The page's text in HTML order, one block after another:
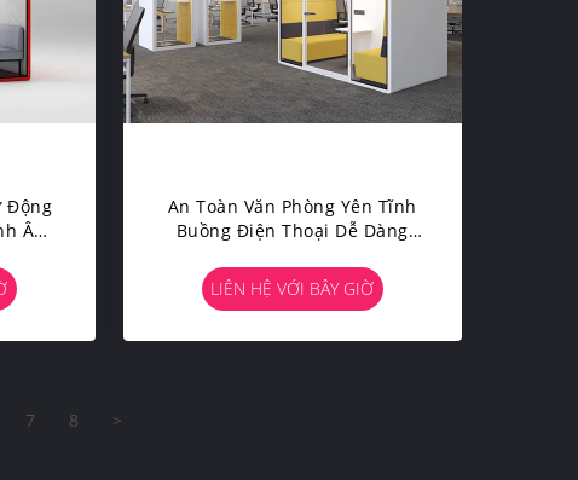
Động
Âm
An Toàn Văn Phòng Yên Tĩnh
Buồng Điện Thoại Dễ Dàng
Âm Thanh
LIÊN HỆ VỚI BÂY GIỜ
7 8 >